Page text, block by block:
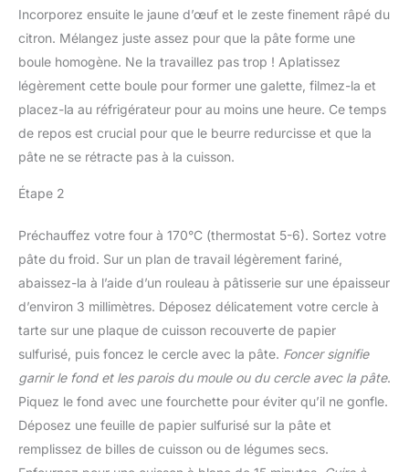
Incorporez ensuite le jaune d’œuf et le zeste finement râpé du
citron. Mélangez juste assez pour que la pâte forme une
boule homogène. Ne la travaillez pas trop ! Aplatissez
légèrement cette boule pour former une galette, filmez-la et
placez-la au réfrigérateur pour au moins une heure. Ce temps
de repos est crucial pour que le beurre redurcisse et que la
pâte ne se rétracte pas à la cuisson.
Étape 2
Préchauffez votre four à 170°C (thermostat 5-6). Sortez votre
pâte du froid. Sur un plan de travail légèrement fariné,
abaissez-la à l’aide d’un rouleau à pâtisserie sur une épaisseur
d’environ 3 millimètres. Déposez délicatement votre cercle à
tarte sur une plaque de cuisson recouverte de papier
sulfurisé, puis foncez le cercle avec la pâte. Foncer signifie
garnir le fond et les parois du moule ou du cercle avec la pâte.
Piquez le fond avec une fourchette pour éviter qu’il ne gonfle.
Déposez une feuille de papier sulfurisé sur la pâte et
remplissez de billes de cuisson ou de légumes secs.